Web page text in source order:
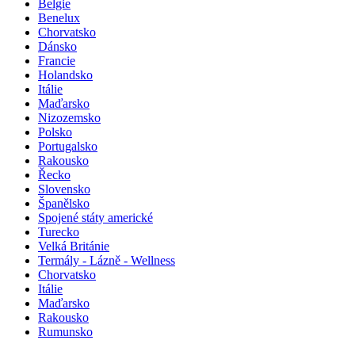
Belgie
Benelux
Chorvatsko
Dánsko
Francie
Holandsko
Itálie
Maďarsko
Nizozemsko
Polsko
Portugalsko
Rakousko
Řecko
Slovensko
Španělsko
Spojené státy americké
Turecko
Velká Británie
Termály - Lázně - Wellness
Chorvatsko
Itálie
Maďarsko
Rakousko
Rumunsko